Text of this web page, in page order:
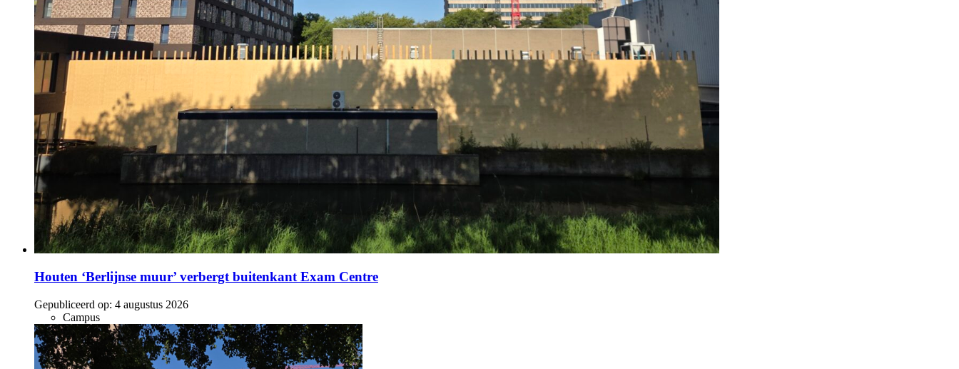
Houten ‘Berlijnse muur’ verbergt buitenkant Exam Centre
Gepubliceerd op: 4 augustus 2026
Campus